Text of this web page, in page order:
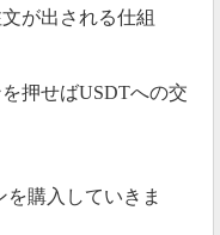
が出される仕組
押せばUSDTへの交
購入していきま